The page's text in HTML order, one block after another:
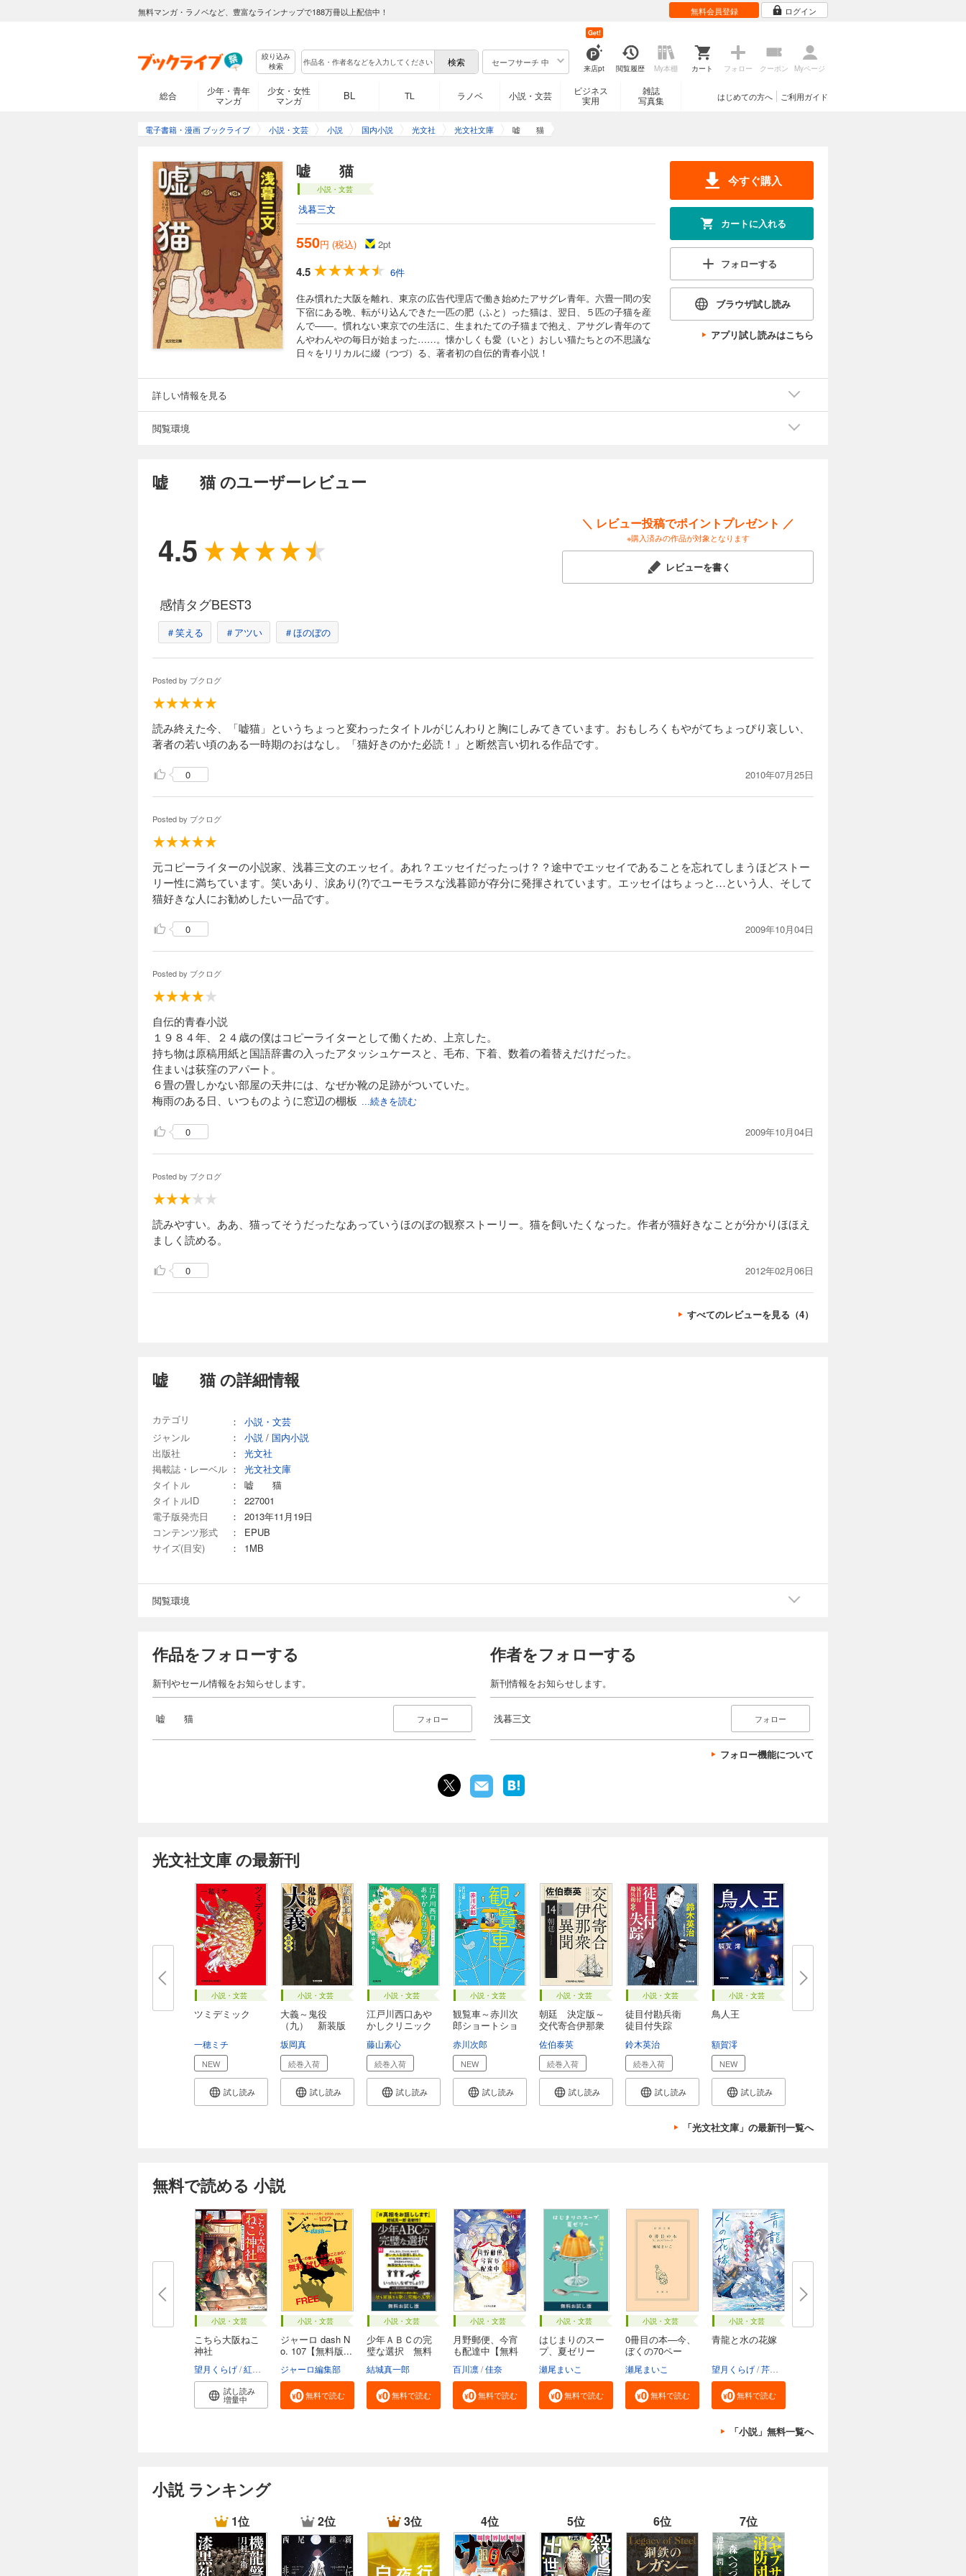
無料マンガ・ラノベなど、豊富なラインナップで188万冊以上配信中！ 無料会員登録 ログイン
絞り込み
検索
セーフサーチ 中
来店pt
Get!
閲覧履歴 My本棚 カート フォロー クーポン Myページ
総合
少年・青年
マンガ
少女・女性
マンガ
BL TL ラノベ 小説・文芸
ビジネス
実用
雑誌
写真集
ご利用ガイド
はじめての方へ
電子書籍・漫画 ブックライブ 小説・文芸 小説 国内小説 光文社 光文社文庫 嘘 猫
嘘 猫
小説・文芸
浅暮三文
550円 (税込) 2pt
4.5
6件
住み慣れた大阪を離れ、東京の広告代理店で働き始めたアサグレ青年。六畳一間の安
下宿にある晩、転がり込んできた一匹の肥（ふと）った猫は、翌日、５匹の子猫を産
んで――。慣れない東京での生活に、生まれたての子猫まで抱え、アサグレ青年のて
んやわんやの毎日が始まった……。懐かしくも愛（いと）おしい猫たちとの不思議な
日々をリリカルに綴（つづ）る、著者初の自伝的青春小説！
今すぐ購入
カートに入れる
フォローする
ブラウザ試し読み
アプリ試し読みはこちら
詳しい情報を見る
閲覧環境
嘘 猫 のユーザーレビュー
4.5
＼ レビュー投稿でポイントプレゼント ／
※購入済みの作品が対象となります
レビューを書く
感情タグBEST3
＃笑える ＃アツい ＃ほのぼの
Posted by ブクログ
読み終えた今、「嘘猫」というちょっと変わったタイトルがじんわりと胸にしみてきています。おもしろくもやがてちょっぴり哀しい、
著者の若い頃のある一時期のおはなし。「猫好きのかた必読！」と断然言い切れる作品です。
0 2010年07月25日
Posted by ブクログ
元コピーライターの小説家、浅暮三文のエッセイ。あれ？エッセイだったっけ？？途中でエッセイであることを忘れてしまうほどストー
リー性に満ちています。笑いあり、涙あり(?)でユーモラスな浅暮節が存分に発揮されています。エッセイはちょっと…という人、そして
猫好きな人にお勧めしたい一品です。
0 2009年10月04日
Posted by ブクログ
自伝的青春小説
１９８４年、２４歳の僕はコピーライターとして働くため、上京した。
持ち物は原稿用紙と国語辞書の入ったアタッシュケースと、毛布、下着、数着の着替えだけだった。
住まいは荻窪のアパート。
６畳の畳しかない部屋の天井には、なぜか靴の足跡がついていた。
梅雨のある日、いつものように窓辺の棚板 ...続きを読む
0 2009年10月04日
Posted by ブクログ
読みやすい。ああ、猫ってそうだったなあっていうほのぼの観察ストーリー。猫を飼いたくなった。作者が猫好きなことが分かりほほえ
ましく読める。
0 2012年02月06日
すべてのレビューを見る（4）
嘘 猫 の詳細情報
カテゴリ ：
小説・文芸
ジャンル
： 小説 / 国内小説
出版社
：
光文社
掲載誌・レーベル ：
光文社文庫
タイトル
：
嘘 猫
タイトルID
：
227001
電子版発売日
：
2013年11月19日
コンテンツ形式
：
EPUB
サイズ(目安)
： 1MB
閲覧環境
作品をフォローする
新刊やセール情報をお知らせします。
嘘 猫 フォロー
作者をフォローする
新刊情報をお知らせします。
浅暮三文 フォロー
フォロー機能について
光文社文庫 の最新刊
小説・文芸
ツミデミック
一穂ミチ
NEW
試し読み
小説・文芸
大義～鬼役
（九） 新装版
坂岡真
続巻入荷
試し読み
小説・文芸
江戸川西口あや
かしクリニック
藤山素心
続巻入荷
試し読み
小説・文芸
観覧車～赤川次
郎ショートショ
赤川次郎
NEW
試し読み
小説・文芸
朝廷 決定版～
交代寄合伊那衆
佐伯泰英
続巻入荷
試し読み
小説・文芸
徒目付勘兵衛
徒目付失踪
鈴木英治
続巻入荷
試し読み
小説・文芸
鳥人王
額賀澪
NEW
試し読み
「光文社文庫」の最新刊一覧へ
無料で読める 小説
小説・文芸
こちら大阪ねこ
神社
望月くらげ 紅木春
試し読み
増量中
小説・文芸
ジャーロ dash N
o. 107【無料版...
ジャーロ編集部
無料で読む
小説・文芸
少年ＡＢＣの完
璧な選択 無料
結城真一郎
無料で読む
小説・文芸
月野郵便、今宵
も配達中【無料
百川凛 佳奈
無料で読む
小説・文芸
はじまりのスー
プ、夏ゼリー
瀬尾まいこ
無料で読む
小説・文芸
0冊目の本―今、
ぼくの70ペー
瀬尾まいこ
無料で読む
小説・文芸
青龍と水の花嫁
望月くらげ 芹田ジョン
無料で読む
「小説」無料一覧へ
小説 ランキング
1位 2位 3位 4位 5位 6位 7位